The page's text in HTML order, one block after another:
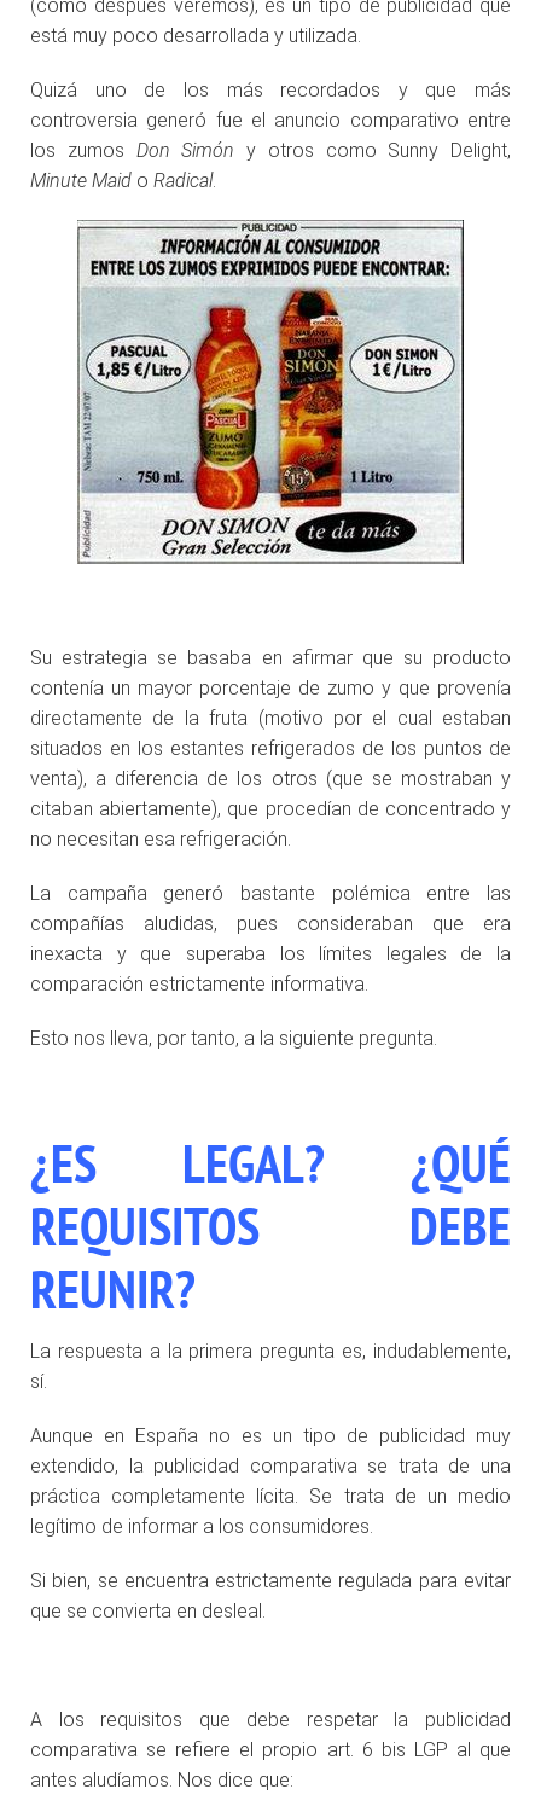
(como después veremos), es un tipo de publicidad que
está muy poco desarrollada y utilizada.
Quizá uno de los más recordados y que más
controversia generó fue el anuncio comparativo entre
los zumos Don Simón y otros como Sunny Delight,
Minute Maid o Radical.
Su estrategia se basaba en afirmar que su producto
contenía un mayor porcentaje de zumo y que provenía
directamente de la fruta (motivo por el cual estaban
situados en los estantes refrigerados de los puntos de
venta), a diferencia de los otros (que se mostraban y
citaban abiertamente), que procedían de concentrado y
no necesitan esa refrigeración.
La campaña generó bastante polémica entre las
compañías aludidas, pues consideraban que era
inexacta y que superaba los límites legales de la
comparación estrictamente informativa.
Esto nos lleva, por tanto, a la siguiente pregunta.
¿ES LEGAL? ¿QUÉ
REQUISITOS DEBE
REUNIR?
La respuesta a la primera pregunta es, indudablemente,
sí.
Aunque en España no es un tipo de publicidad muy
extendido, la publicidad comparativa se trata de una
práctica completamente lícita. Se trata de un medio
legítimo de informar a los consumidores.
Si bien, se encuentra estrictamente regulada para evitar
que se convierta en desleal.
A los requisitos que debe respetar la publicidad
comparativa se refiere el propio art. 6 bis LGP al que
antes aludíamos. Nos dice que: